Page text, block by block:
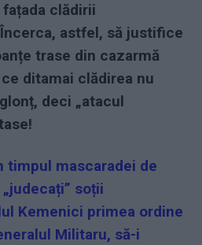
clădirii
astfel, să justifice
trase din cazarmă
ditamai clădirea nu
deci „atacul
timpul mascaradei de
soții
Kemenici primea ordine
Militaru, să-i